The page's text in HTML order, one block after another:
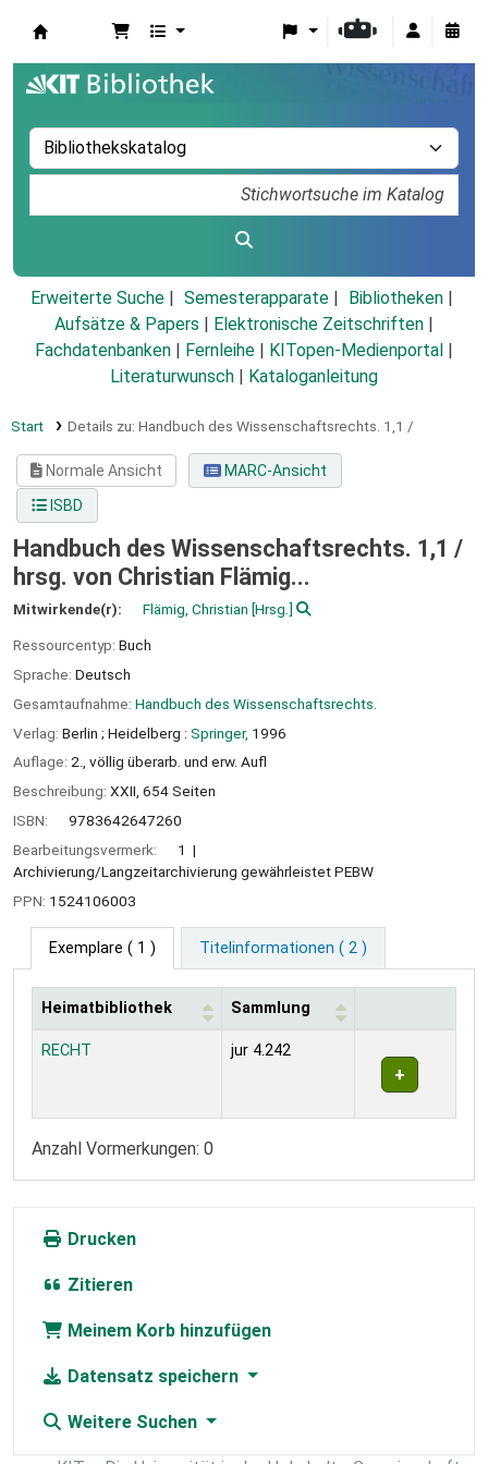
Erweiterte Suche Semesterapparate
Bibliotheken
Aufsätze & Papers
Elektronische Zeitschriften
Fachdatenbanken
Fernleihe KITopen-Medienportal
Literaturwunsch
Kataloganleitung
Start Details zu: Handbuch des Wissenschaftsrechts. 1,1 /
Normale Ansicht
MARC-Ansicht
ISBD
Handbuch des Wissenschaftsrechts. 1,1 /
hrsg. von Christian Flämig...
Mitwirkende(r): Flämig, Christian [Hrsg.]
Ressourcentyp: Buch
Sprache: Deutsch
Gesamtaufnahme: Handbuch des Wissenschaftsrechts.
Verlag: Berlin ; Heidelberg : Springer, 1996
Auflage: 2., völlig überarb. und erw. Aufl
Beschreibung: XXII, 654 Seiten
ISBN:
9783642647260
Bearbeitungsvermerk:
1
Archivierung/Langzeitarchivierung gewährleistet PEBW
PPN: 1524106003
Exemplare ( 1 ) Titelinformationen ( 2 )
Exemplare
Heimatbibliothek Sammlung
RECHT jur 4.242
Anzahl Vormerkungen: 0
Drucken
Zitieren
Meinem Korb hinzufügen
Datensatz speichern
Weitere Suchen